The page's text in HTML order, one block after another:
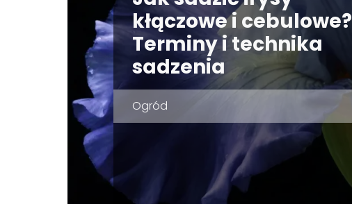
kłączowe i cebulowe?
Terminy i technika
sadzenia
Ogród